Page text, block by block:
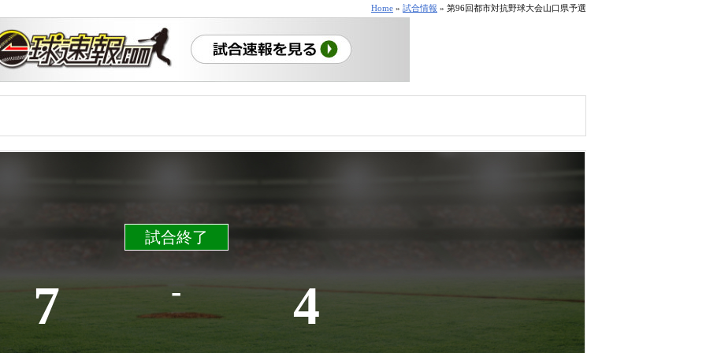
Home » 試合情報 » 第96回都市対抗野球大会山口県予選
試合終了
7 - 4